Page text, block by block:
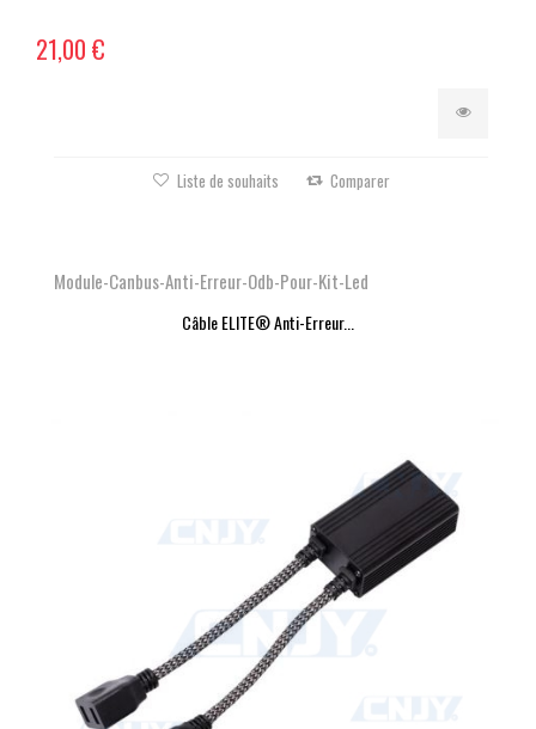
21,00 €
Liste de souhaits Comparer
Module-Canbus-Anti-Erreur-Odb-Pour-Kit-Led
Câble ELITE® Anti-Erreur...